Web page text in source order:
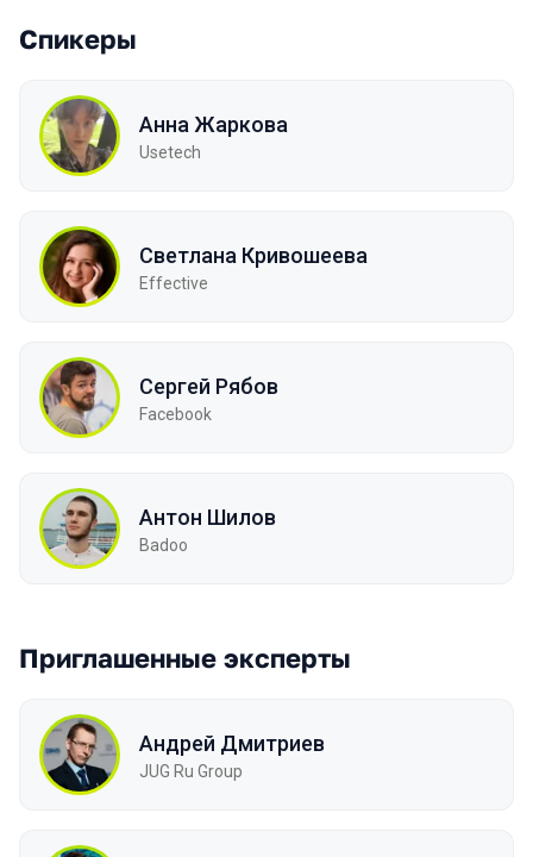
Спикеры
Анна Жаркова
Usetech
Светлана Кривошеева
Effective
Сергей Рябов
Facebook
Антон Шилов
Badoo
Приглашенные эксперты
Андрей Дмитриев
JUG Ru Group